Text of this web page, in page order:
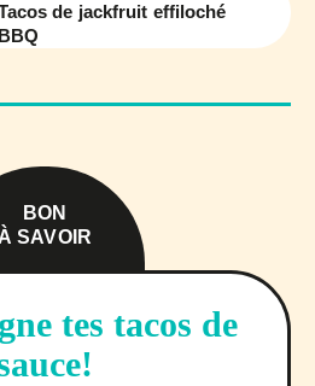
de jackfruit effiloché
BBQ
BON
À SAVOIR
tes tacos de